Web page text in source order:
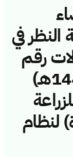
النظر في
رقم
(42747647/ق/1443هـ)
لنظام